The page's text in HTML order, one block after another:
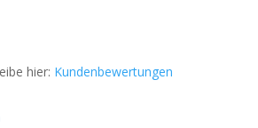
hier: Kundenbewertungen